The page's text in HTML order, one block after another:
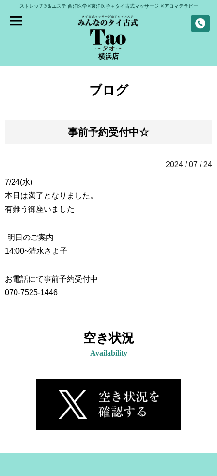
ストレッチ®＆エステ 西洋医学✕東洋医学＋タイ古式マッサージ ✕アロマテラピー
横浜店
ブログ
事前予約受付中☆
2024 / 07 / 24
7/24(水)
本日は満了となりました。
有難う御座いました
-明日のご案内-
14:00~清水さよ子
お電話にて事前予約受付中
070-7525-1446
空き状況
Availability